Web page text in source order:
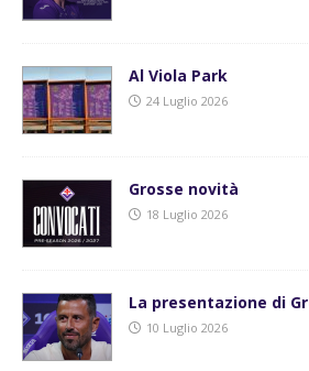
Al Viola Park
24 Luglio 2026
Grosse novità
18 Luglio 2026
La presentazione di
10 Luglio 2026